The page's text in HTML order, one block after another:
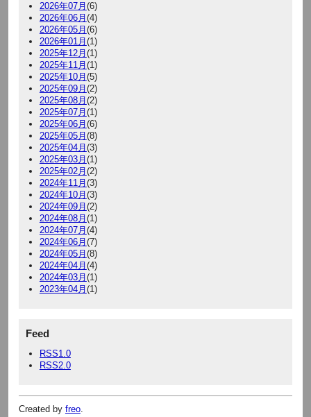
2026年07月 (6)
2026年06月 (4)
2026年05月 (6)
2026年01月 (1)
2025年12月 (1)
2025年11月 (1)
2025年10月 (5)
2025年09月 (2)
2025年08月 (2)
2025年07月 (1)
2025年06月 (6)
2025年05月 (8)
2025年04月 (3)
2025年03月 (1)
2025年02月 (2)
2024年11月 (3)
2024年10月 (3)
2024年09月 (2)
2024年08月 (1)
2024年07月 (4)
2024年06月 (7)
2024年05月 (8)
2024年04月 (4)
2024年03月 (1)
2023年04月 (1)
Feed
RSS1.0
RSS2.0
Created by freo.